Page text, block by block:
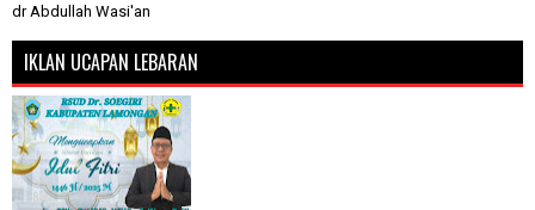
dr Abdullah Wasi'an
IKLAN UCAPAN LEBARAN